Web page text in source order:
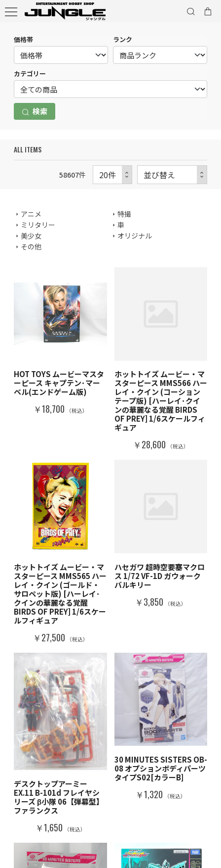
価格帯 ランク
カテゴリー
検索
ALL ITEMS
58607件
アニメ
特撮
ミリタリー
車
美少女
オリジナル
その他
HOT TOYS ムービーマスタ
ーピース キャプテン･マー
ベル(エンドゲーム版)
￥18,700 （税込）
ホットトイズ ムービー・マ
スターピース MMS566 ハー
レイ・クイン (コーション
テープ版) [ハーレイ･クイ
ンの華麗なる覚醒 BIRDS
OF PREY] 1/6スケールフィ
ギュア
￥28,600 （税込）
ホットトイズ ムービー・マ
スターピース MMS565 ハー
レイ・クイン (ゴールド・
サロペット版) [ハーレイ･
クインの華麗なる覚醒
BIRDS OF PREY] 1/6スケー
ルフィギュア
￥27,500 （税込）
ハセガワ 超時空要塞マクロ
ス 1/72 VF-1D ガウォーク
バルキリー
￥3,850 （税込）
デスクトップアーミー
EX.11 B-101d フレイヤシ
リーズ β小隊 06【弾幕型】
ファランクス
￥1,650 （税込）
30 MINUTES SISTERS OB-
08 オプションボディパーツ
タイプS02[カラーB]
￥1,320 （税込）